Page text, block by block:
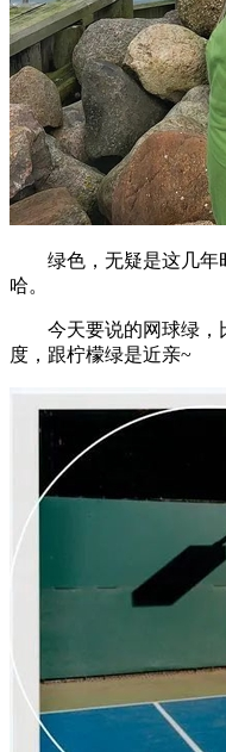
绿色，无疑是这几年
哈。
今天要说的网球绿，
度，跟柠檬绿是近亲~